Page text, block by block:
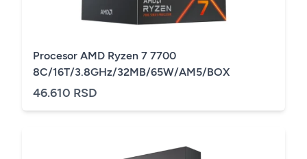
Procesor AMD Ryzen 7 7700
8C/16T/3.8GHz/32MB/65W/AM5/BOX
46.610 RSD